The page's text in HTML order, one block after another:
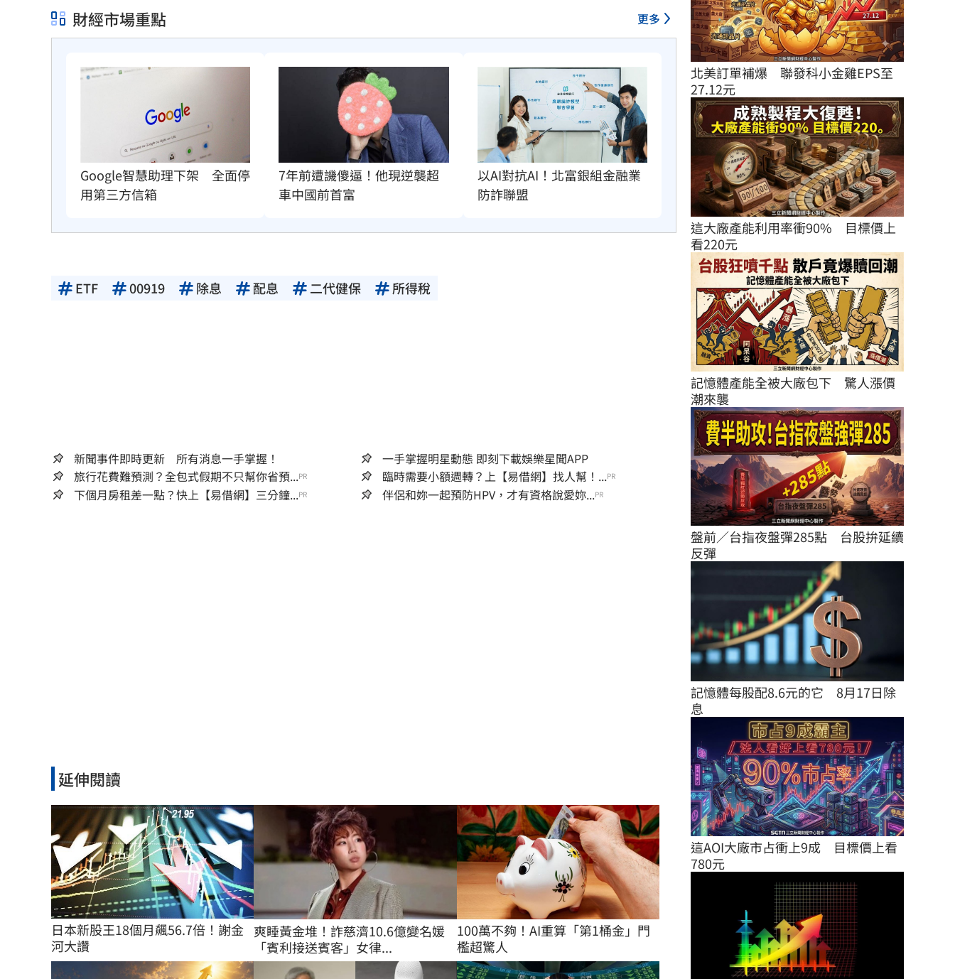
財經市場重點 更多
Google智慧助理下架　全面停
用第三方信箱
7年前遭譏傻逼！他現逆襲超
車中國前首富
以AI對抗AI！北富銀組金融業
防詐聯盟
ETF 00919 除息 配息 二代健保 所得稅
新聞事件即時更新 所有消息一手掌握！
一手掌握明星動態 即刻下載娛樂星聞APP
旅行花費難預測？全包式假期不只幫你省預...PR 臨時需要小額週轉？上【易借網】找人幫！...PR
下個月房租差一點？快上【易借網】三分鐘...PR 伴侶和妳一起預防HPV，才有資格說愛妳...PR
延伸閱讀
日本新股王18個月飆56.7倍！謝金
河大讚
爽睡黃金堆！詐慈濟10.6億變名媛
「賓利接送賓客」女律...
100萬不夠！AI重算「第1桶金」門
檻超驚人
北美訂單補爆　聯發科小金雞EPS至
27.12元
這大廠產能利用率衝90%　目標價上
看220元
記憶體產能全被大廠包下　驚人漲價
潮來襲
盤前／台指夜盤彈285點　台股拚延續
反彈
記憶體每股配8.6元的它　8月17日除
息
這AOI大廠市占衝上9成　目標價上看
780元